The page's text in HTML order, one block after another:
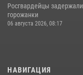
Росгвардейцы
горожанки
06 августа 2026, 08:17
НАВИГАЦИЯ